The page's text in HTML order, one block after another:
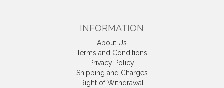
INFORMATION
About Us
Terms and Conditions
Privacy Policy
Shipping and Charges
Right of Withdrawal